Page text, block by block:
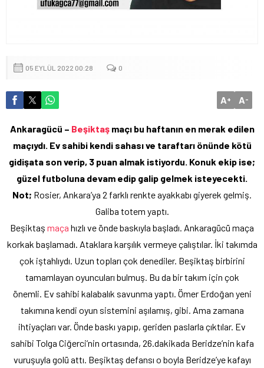
05 EYLÜL 2022 00:28 0
A+ A-
Ankaragücü – Beşiktaşmaçı bu haftanın en merak edilen
maçıydı. Ev sahibi kendi sahası ve taraftarı önünde kötü
gidişata son verip, 3 puan almak istiyordu. Konuk ekip ise;
güzel futboluna devam edip galip gelmek isteyecekti.
Not; Rosier, Ankara’ya 2 farklı renkte ayakkabı giyerek gelmiş.
Galiba totem yaptı.
Beşiktaş maça hızlı ve önde baskıyla başladı. Ankaragücü maça
korkak başlamadı. Ataklara karşılık vermeye çalıştılar. İki takımda
çok iştahlıydı. Uzun topları çok denediler. Beşiktaş birbirini
tamamlayan oyuncuları bulmuş. Bu da bir takım için çok
önemli. Ev sahibi kalabalık savunma yaptı. Ömer Erdoğan yeni
takımına kendi oyun sistemini aşılamış, gibi. Ama zamana
ihtiyaçları var. Önde baskı yapıp, geriden paslarla çıktılar. Ev
sahibi Tolga Ciğerci’nin ortasında, 26.dakikada Beridze’nin kafa
vuruşuyla golü attı. Beşiktaş defansı o boyla Beridze’ye kafayı